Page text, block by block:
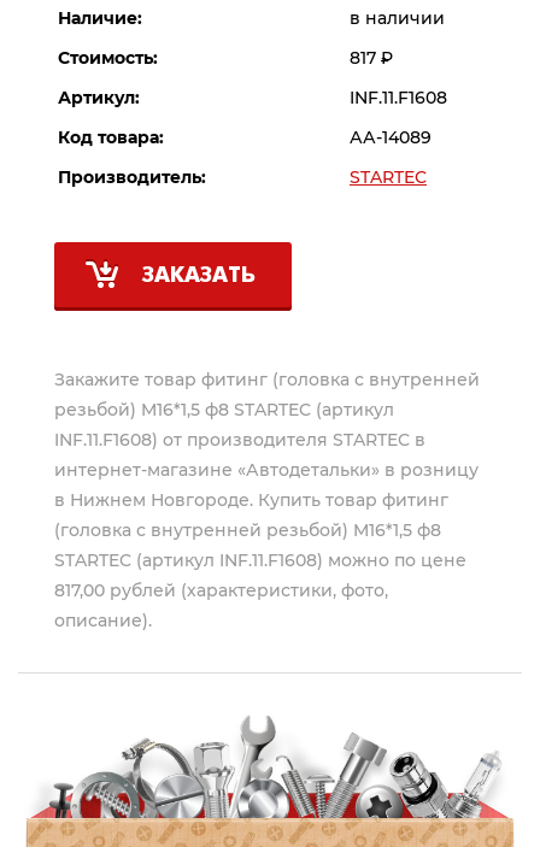
Наличие:
в наличии
Стоимость:
817 Р
Артикул:
INF.11.F1608
Код товара:
АА-14089
Производитель:
STARTEC
ЗАКАЗАТЬ
Закажите товар фитинг (головка с внутренней
резьбой) M16*1,5 ф8 STARTEC (артикул
INF.11.F1608) от производителя STARTEC в
интернет-магазине «Автодетальки» в розницу
в Нижнем Новгороде. Купить товар фитинг
(головка с внутренней резьбой) M16*1,5 ф8
STARTEC (артикул INF.11.F1608) можно по цене
817,00 рублей (характеристики, фото,
описание).